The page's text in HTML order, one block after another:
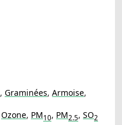
, Graminées, Armoise,
Ozone, PM10, PM2.5, SO2